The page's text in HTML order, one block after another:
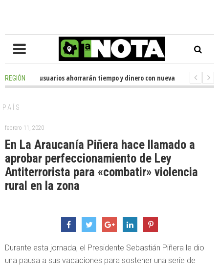
REGIÓN
Miles de usuarios ahorrarán tiempo y dinero con nueva oficina de
PAÍS
febrero 11, 2020
En La Araucanía Piñera hace llamado a
aprobar perfeccionamiento de Ley
Antiterrorista para «combatir» violencia
rural en la zona
Durante esta jornada, el Presidente Sebastián Piñera le dio
una pausa a sus vacaciones para sostener una serie de